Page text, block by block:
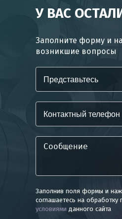
У ВАС
Заполните форму и
возникшие вопросы
Заполнив поля формы и
соглашаетесь на обработку
условиями данного сайта